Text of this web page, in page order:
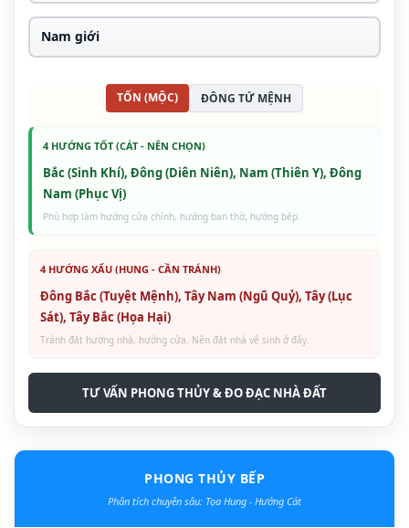
TỐN (MỘC) ĐÔNG TỨ MỆNH
4 HƯỚNG TỐT (CÁT - NÊN CHỌN)
Bắc (Sinh Khí), Đông (Diên Niên), Nam (Thiên Y), Đông
Nam (Phục Vị)
Phù hợp làm hướng cửa chính, hướng ban thờ, hướng bếp.
4 HƯỚNG XẤU (HUNG - CẦN TRÁNH)
Đông Bắc (Tuyệt Mệnh), Tây Nam (Ngũ Quỷ), Tây (Lục
Sát), Tây Bắc (Họa Hại)
Tránh đặt hướng nhà, hướng cửa. Nên đặt nhà vệ sinh ở đây.
TƯ VẤN PHONG THỦY & ĐO ĐẠC NHÀ ĐẤT
PHONG THỦY BẾP
Phân tích chuyên sâu: Tọa Hung - Hướng Cát